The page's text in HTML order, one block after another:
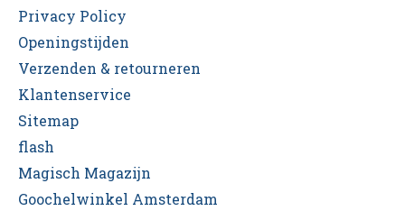
Privacy Policy
Openingstijden
Verzenden & retourneren
Klantenservice
Sitemap
flash
Magisch Magazijn
Goochelwinkel Amsterdam